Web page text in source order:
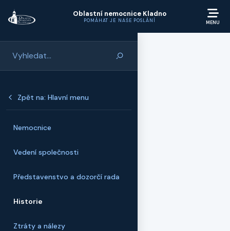
Oblastní nemocnice Kladno
POMÁHAT JE NAŠE POSLÁNÍ
Zpět na: Hlavní menu
Nemocnice
Vedení společnosti
Představenstvo a dozorčí rada
Historie
Ztráty a nálezy